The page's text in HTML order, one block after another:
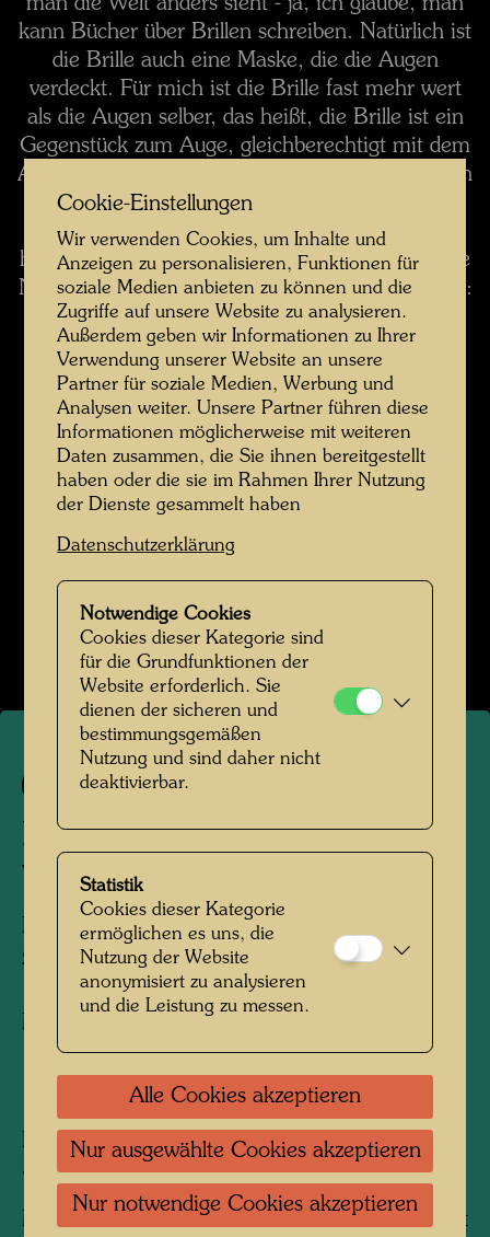
man die Welt anders sieht - ja, ich glaube, man
kann Bücher über Brillen schreiben. Natürlich ist
die Brille auch eine Maske, die die Augen
verdeckt. Für mich ist die Brille fast mehr wert
als die Augen selber, das heißt, die Brille ist ein
Gegenstück zum Auge, gleichberechtigt mit dem
Auge. Und dazu kommt hier der "Nasenfluß". Ich
habe die Nasen immer als Fluß dargestellt.
Tatsächlich rinnt ja in der Nase immer etwas
herunter, und da ein Fluß ja blau ist, male ich die
Nasen immer blau. Unten ist der Mund als Boot:
das Mundboot. Für mich sind die Münder den
Booten gleich - schon durch die Form. Da sind
also drei Symbole im Bild: die Spiralbrille, der
Nasenfluß und das Mundboot. Und dann noch
das Symbol des Gartenzaunes ... was das
bedeutet, weiß ich selber nicht. Dann ist noch
interessant, daß das Gesicht in ein Quadrat
hineingepreßt wurde. Ich will im Grunde keine
menschliche Gestalt mehr und kein
trotzdem eins. (aus: Hundertwasser, Buchheim
Verlag, Feldafing 1964 und Ausg. 1973, S. 32)
LES LUNETTES DU PETIT
VISAGE
BRILLEN IN KLEINEM GESICHT
SPECTACLES IN A SMALL FACE
Mixed media
Painted in Venice, Giudecca, July 1963
335 mm x 415 mm
Mixed media: Eitempera, Öl auf Pergament mit
Cookie-Einstellungen
Wir verwenden Cookies, um Inhalte und
Anzeigen zu personalisieren, Funktionen für
soziale Medien anbieten zu können und die
Zugriffe auf unsere Website zu analysieren.
Außerdem geben wir Informationen zu Ihrer
Verwendung unserer Website an unsere
Partner für soziale Medien, Werbung und
Analysen weiter. Unsere Partner führen diese
Informationen möglicherweise mit weiteren
Daten zusammen, die Sie ihnen bereitgestellt
haben oder die sie im Rahmen Ihrer Nutzung
der Dienste gesammelt haben
Datenschutzerklärung
Notwendige Cookies
Cookies dieser Kategorie sind
für die Grundfunktionen der
Website erforderlich. Sie
dienen der sicheren und
bestimmungsgemäßen
Nutzung und sind daher nicht
deaktivierbar.
Statistik
Cookies dieser Kategorie
ermöglichen es uns, die
Nutzung der Website
anonymisiert zu analysieren
und die Leistung zu messen.
Alle Cookies akzeptieren
Nur ausgewählte Cookies akzeptieren
Nur notwendige Cookies akzeptieren